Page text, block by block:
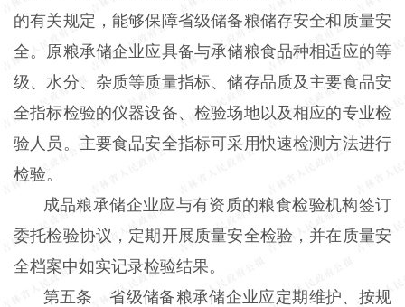
的有关规定，能够保障省级储备粮储存安全和质量安
全。原粮承储企业应具备与承储粮食品种相适应的等
级、水分、杂质等质量指标、储存品质及主要食品安
全指标检验的仪器设备、检验场地以及相应的专业检
验人员。主要食品安全指标可采用快速检测方法进行
检验。
成品粮承储企业应与有资质的粮食检验机构签订
委托检验协议，定期开展质量安全检验，并在质量安
全档案中如实记录检验结果。
第五条 省级储备粮承储企业应定期维护、按规